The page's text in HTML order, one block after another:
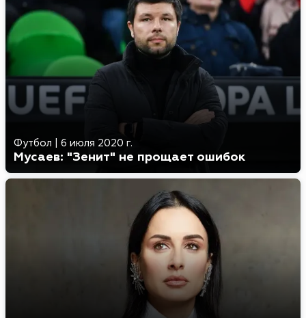
Футбол 6 июля 2020 г.
Мусаев: "Зенит" не прощает ошибок